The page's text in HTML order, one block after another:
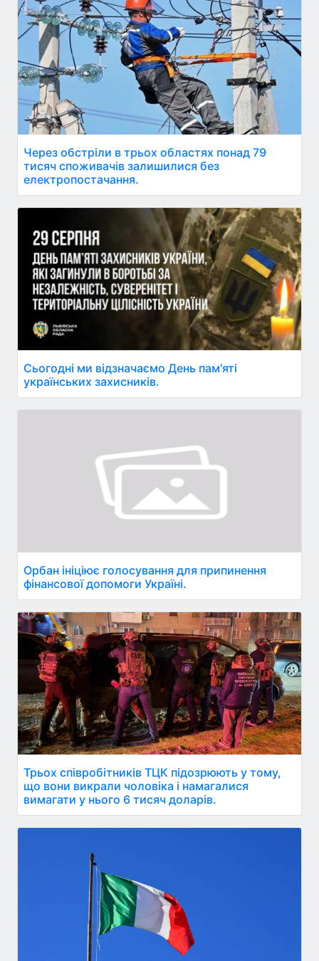
Через обстріли в трьох областях понад 79
тисяч споживачів залишилися без
електропостачання.
Сьогодні ми відзначаємо День пам'яті
українських захисників.
Орбан ініціює голосування для припинення
фінансової допомоги Україні.
Трьох співробітників ТЦК підозрюють у тому,
що вони викрали чоловіка і намагалися
вимагати у нього 6 тисяч доларів.